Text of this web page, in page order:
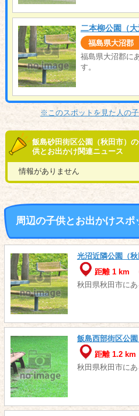
二本柳公園（大
福島県大沼郡
福島県大沼郡に
す。
※このスポットを見た人の
飯島砂田街区公園（秋田市）
供とお出かけ関連ニュース
情報がありません
周辺の子供とお出かけスポ
光沼近隣公園（秋
距離 1 km
秋田県秋田市にあ
飯島西部街区公園
距離 1.2 km
秋田県秋田市にあ